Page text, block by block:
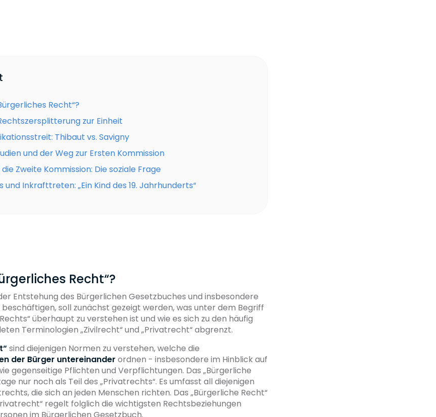
Recht“?
zur Einheit
Thibaut vs. Savigny
und der Weg zur Ersten Kommission
Zweite Kommission: Die soziale Frage
und Inkrafttreten: „Ein Kind des 19. Jahrhunderts“
Recht“?
Entstehung des Bürgerlichen Gesetzbuches und insbesondere
soll zunächst gezeigt werden, was unter dem Begriff
überhaupt zu verstehen ist und wie es sich zu den häufig
Terminologien „Zivilrecht“ und „Privatrecht“ abgrenzt.
sind diejenigen Normen zu verstehen, welche die
der Bürger untereinander ordnen - insbesondere im Hinblick auf
gegenseitige Pflichten und Verpflichtungen. Das „Bürgerliche
nur noch als Teil des „Privatrechts“. Es umfasst all diejenigen
die sich an jeden Menschen richten. Das „Bürgerliche Recht“
regelt folglich die wichtigsten Rechtsbeziehungen